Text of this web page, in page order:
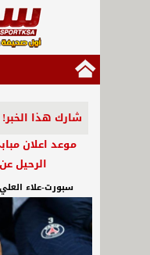
شارك هذا الخبر!
موعد اعلان
الرحيل
سبورت-علاء